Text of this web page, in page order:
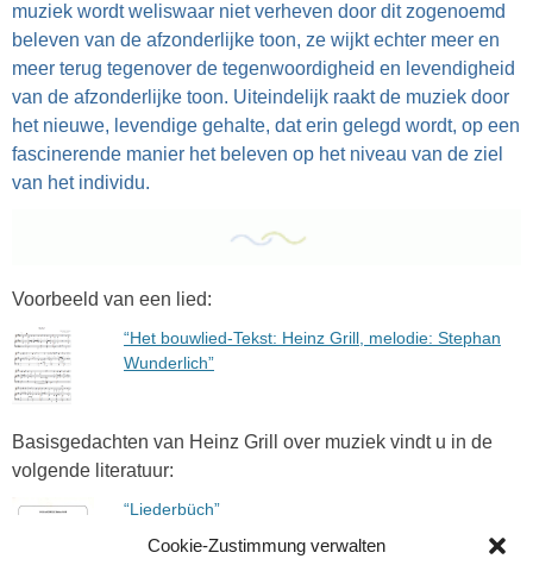
Cookie-Zustimmung verwalten
muziek wordt weliswaar niet verheven door dit zogenoemd
beleven van de afzonderlijke toon, ze wijkt echter meer en
meer terug tegenover de tegenwoordigheid en levendigheid
van de afzonderlijke toon. Uiteindelijk raakt de muziek door
het nieuwe, levendige gehalte, dat erin gelegd wordt, op een
fascinerende manier het beleven op het niveau van de ziel
van het individu.
Voorbeeld van een lied:
“Het bouwlied-Tekst: Heinz Grill, melodie: Stephan
Wunderlich”
Basisgedachten van Heinz Grill over muziek vindt u in de
volgende literatuur:
“Liederbüch”
Dit boek bevat een samenstelling van religieuze
liederen en mantra’s uit de oosterse en westerse